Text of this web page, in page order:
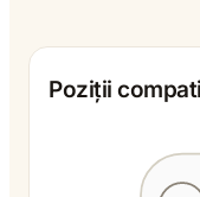
Poziții